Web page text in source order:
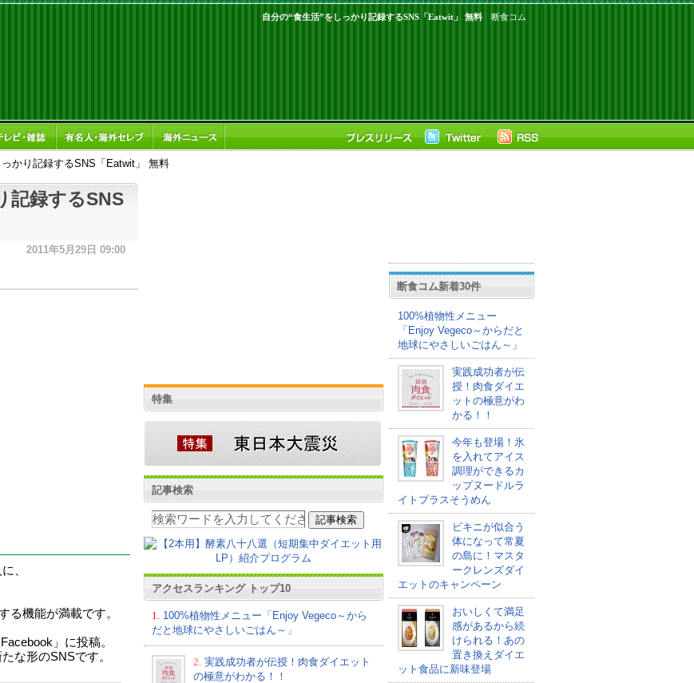
断食コム
自分の“食生活”をしっかり記録するSNS「Eatwit」 無料
っかり記録するSNS「Eatwit」 無料
記録するSNS
2011年5月29日 09:00
、
る機能が満載です。
」に投稿。
な形のSNSです。
特集
記事検索
アクセスランキング トップ10
1.
100%植物性メニュー「Enjoy Vegeco～から
だと地球にやさしいごはん～」
2. 実践成功者が伝授！肉食ダイエット
の極意がわかる！！
断食コム新着30件
100%植物性メニュー
「Enjoy Vegeco～からだと
地球にやさしいごはん～」
実践成功者が伝
授！肉食ダイエ
ットの極意がわ
かる！！
今年も登場！氷
を入れてアイス
調理ができるカ
ップヌードルラ
イトプラスそうめん
ビキニが似合う
体になって常夏
の島に！マスタ
ークレンズダイ
エットのキャンペーン
おいしくて満足
感があるから続
けられる！あの
置き換えダイエ
ット食品に新味登場